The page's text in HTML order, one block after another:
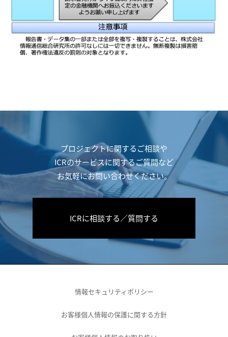
プロジェクトに関するご相談や
ICRのサービスに関するご質問など
お気軽にお問い合わせください。
ICRに相談する／質問する
情報セキュリティポリシー
お客様個人情報の保護に関する方針